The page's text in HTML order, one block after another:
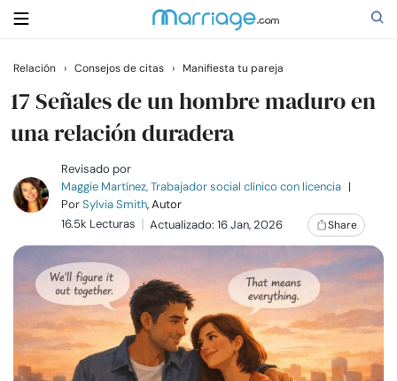
Buscar
Casarse
Relaciones
Familia
Ayuda
Cursos
Relación › Consejos de citas › Manifiesta tu pareja
17 Señales de un hombre maduro en
una relación duradera
Revisado por
Maggie Martínez, Trabajador social clínico con licencia |
PorSylvia Smith, Autor
16.5k Lecturas
Actualizado: 16 Jan, 2026 Share